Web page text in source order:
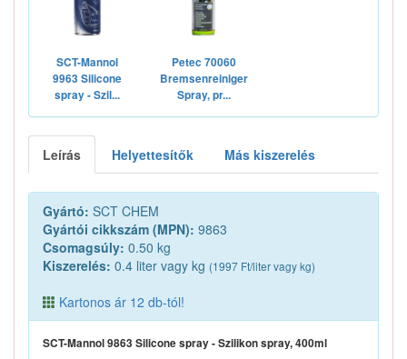
SCT-Mannol
9963 Silicone
spray - Szil...
Petec 70060
Bremsenreiniger
Spray, pr...
Leírás Helyettesítők Más kiszerelés
Gyártó: SCT CHEM
Gyártói cikkszám (MPN): 9863
Csomagsúly: 0.50 kg
Kiszerelés: 0.4 liter vagy kg (1997 Ft/liter vagy kg)
Kartonos ár 12 db-tól!
SCT-Mannol 9863 Silicone spray - Szilikon spray, 400ml